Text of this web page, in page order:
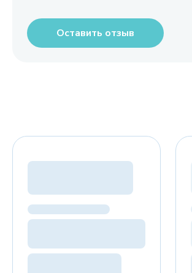
Оставить отзыв